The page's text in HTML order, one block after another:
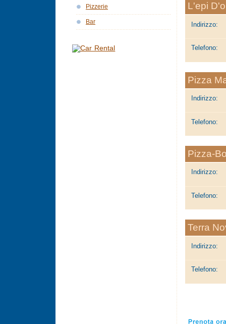
L'epi
Indirizzo:
Telefono:
Pizza
Indirizzo:
Telefono:
Pizza-
Indirizzo:
Telefono:
Terra
Indirizzo:
Telefono:
Pizzerie
Bar